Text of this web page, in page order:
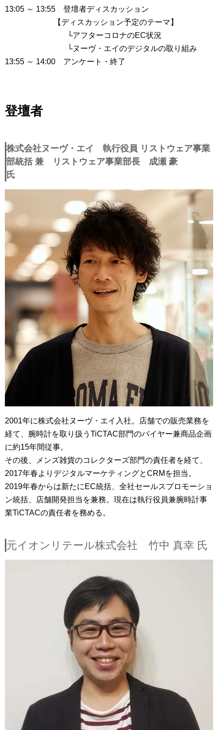
13:05 ～ 13:55 登壇者ディスカッション
【ディスカッション予定のテーマ】
└アフターコロナのEC状況
└ヌーヴ・エイのデジタルの取り組み
13:55 ～ 14:00 アンケート・終了
登壇者
株式会社ヌーヴ・エイ 執行役員 リストウェア事業
部統括 兼 リストウェア事業部長 成瀬 豪
氏
2001年に株式会社ヌーヴ・エイ入社。店舗での販売業務を
経て、腕時計を取り扱うTiCTAC部門のバイヤー兼商品企画
に約15年間従事。
その後、メンズ雑貨のコレクターズ部門の責任者を経て、
2017年春よりデジタルマーケティングとCRMを担当。
2019年春からは新たにEC統括、全社セールスプロモーショ
ン統括、店舗開発担当を兼務。現在は執行役員兼腕時計事
業TiCTACの責任者を務める。
元イオンリテール株式会社 竹中 真幸 氏